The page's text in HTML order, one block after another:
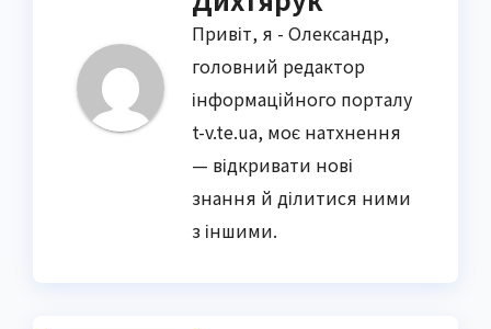
Привіт, я - Олександр,
головний редактор
інформаційного порталу
t-v.te.ua, моє натхнення
— відкривати нові
знання й ділитися ними
з іншими.